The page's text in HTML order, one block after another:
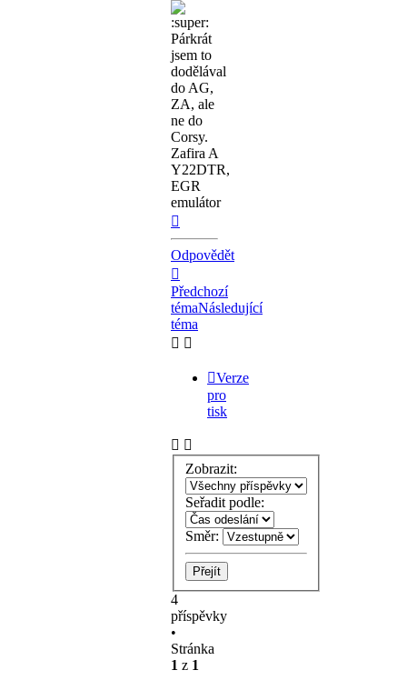
Párkrát
jsem to
dodělával
do AG,
ZA, ale
ne do
Corsy.
Zafira A
Y22DTR,
EGR
emulátor
Odpovědět
Předchozí
témaNásledující
téma
Verze
pro
tisk
Zobrazit:
Seřadit podle:
Směr:
4
příspěvky
•
Stránka
1 z 1